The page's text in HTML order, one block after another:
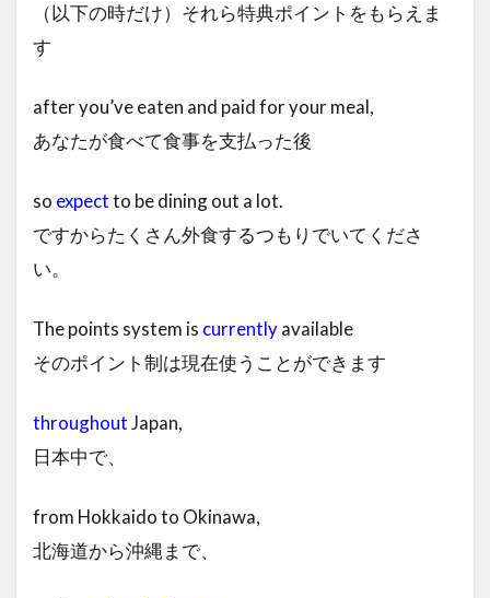
（以下の時だけ）それら特典ポイントをもらえま
す
after you’ve eaten and paid for your meal,
あなたが食べて食事を支払った後
so expectto be dining out a lot.
ですからたくさん外食するつもりでいてくださ
い。
The points system is currentlyavailable
そのポイント制は現在使うことができます
throughoutJapan,
日本中で、
from Hokkaido to Okinawa,
北海道から沖縄まで、